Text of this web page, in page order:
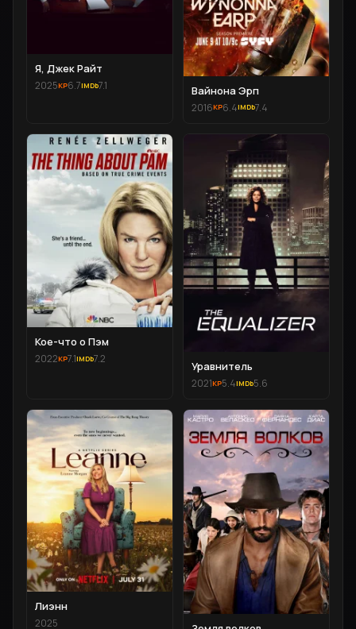
Я, Джек Райт
2025 6.7 7.1 Вайнона Эрп
2016 6.4 7.4
Кое-что о Пэм
2022 7.1 7.2
Уравнитель
2021 5.4 5.6
Лиэнн
2025